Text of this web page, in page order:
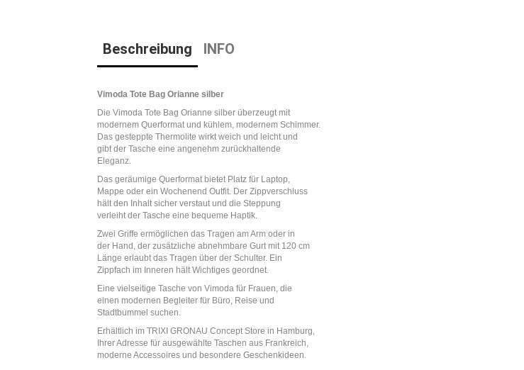
Beschreibung INFO
Vimoda Tote Bag Orianne silber
Die Vimoda Tote Bag Orianne silber überzeugt mit
modernem Querformat und kühlem, modernem Schimmer.
Das gesteppte Thermolite wirkt weich und leicht und
gibt der Tasche eine angenehm zurückhaltende
Eleganz.
Das geräumige Querformat bietet Platz für Laptop,
Mappe oder ein Wochenend Outfit. Der Zippverschluss
hält den Inhalt sicher verstaut und die Steppung
verleiht der Tasche eine bequeme Haptik.
Zwei Griffe ermöglichen das Tragen am Arm oder in
der Hand, der zusätzliche abnehmbare Gurt mit 120 cm
Länge erlaubt das Tragen über der Schulter. Ein
Zippfach im Inneren hält Wichtiges geordnet.
Eine vielseitige Tasche von Vimoda für Frauen, die
einen modernen Begleiter für Büro, Reise und
Stadtbummel suchen.
Erhältlich im TRIXI GRONAU Concept Store in Hamburg,
Ihrer Adresse für ausgewählte Taschen aus Frankreich,
moderne Accessoires und besondere Geschenkideen.